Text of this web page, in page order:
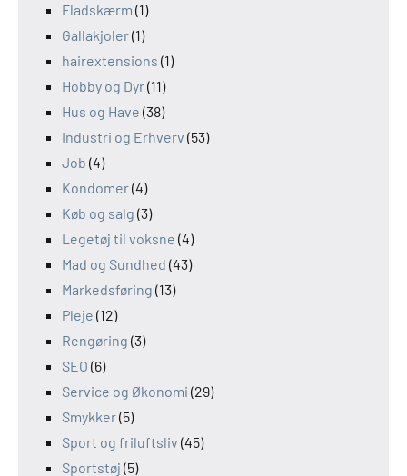
Fladskærm (1)
Gallakjoler(1)
hairextensions (1)
Hobby og Dyr(11)
Hus og Have (38)
Industri og Erhverv (53)
Job (4)
Kondomer(4)
Køb og salg (3)
Legetøj til voksne (4)
Mad og Sundhed (43)
Markedsføring (13)
Pleje (12)
Rengøring (3)
SEO (6)
Service og Økonomi (29)
Smykker(5)
Sport og friluftsliv (45)
Sportstøj (5)